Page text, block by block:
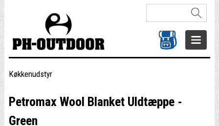
Køkkenudstyr
Petromax Wool Blanket Uldtæppe -
Green